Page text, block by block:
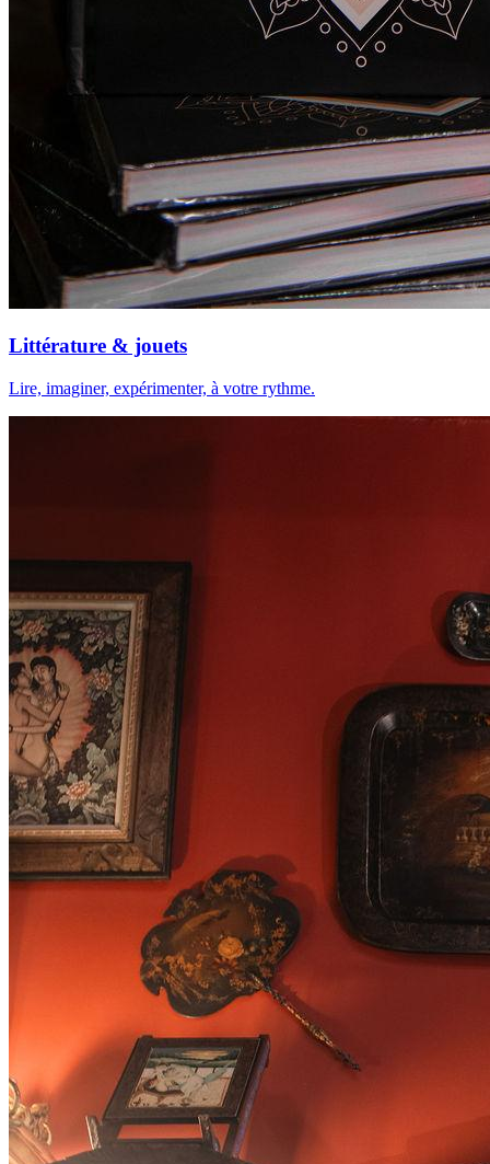
Littérature & jouets
Lire, imaginer, expérimenter, à votre rythme.